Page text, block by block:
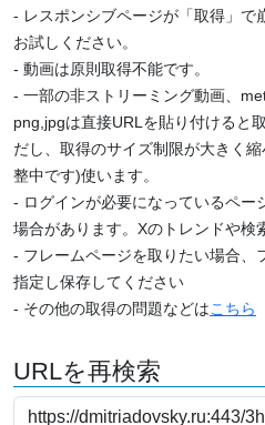
- レスポンシブページが「取得」で
お試しください。
- 動画は原則取得不能です。
- 一部の非ストリーミング動画、
png,jpgは直接URLを貼り付けると
だし、取得のサイズ制限が大きく
整中です)使います。
- ログインが必要になっているペー
場合があります。Xのトレンドや検
- フレームページを取りたい場合、
指定し保存してください
- その他の取得の問題などはこちら
URLを再検索